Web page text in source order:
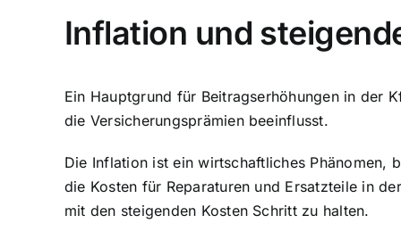
Inflation und
Ein Hauptgrund für Beitragserhöhungen in der
die Versicherungsprämien beeinflusst.
Die Inflation ist ein wirtschaftliches Phänomen,
die Kosten für Reparaturen und Ersatzteile in
mit den steigenden Kosten Schritt zu halten.